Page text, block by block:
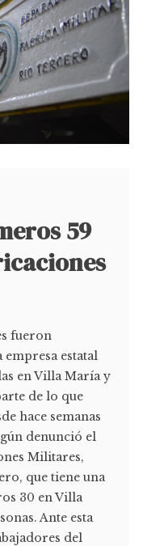
59
fueron
estatal
en Villa María y
de lo que
hace semanas
denunció el
Militares,
que tiene una
30 en Villa
Ante esta
del